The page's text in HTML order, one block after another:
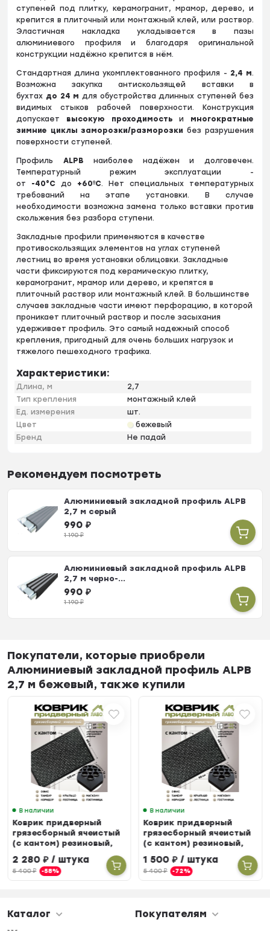
ступеней под плитку, керамогранит, мрамор, дерево, и
крепится в плиточный или монтажный клей, или раствор.
Эластичная накладка укладывается в пазы
алюминиевого профиля и благодаря оригинальной
конструкции надёжно крепится в нём.
Стандартная длина укомплектованного профиля - 2,4 м.
Возможна закупка антискользящей вставки в
бухтах до 24 м для обустройства длинных ступеней без
видимых стыков рабочей поверхности. Конструкция
допускает высокую проходимость и
многократные
зимние циклы заморозки/разморозки без разрушения
поверхности ступеней.
Профиль ALPB наиболее надёжен и долговечен.
Температурный режим эксплуатации -
от -40°С до +60ºС. Нет специальных температурных
требований на этапе установки. В случае
необходимости возможна замена только вставки против
скольжения без разбора ступени.
Закладные профили применяются в качестве
противоскользящих элементов на углах ступеней
лестниц во время установки облицовки. Закладные
части фиксируются под керамическую плитку,
керамогранит, мрамор или дерево, и крепятся в
плиточный раствор или монтажный клей. В большинстве
случаев закладные части имеют перфорацию, в которой
проникает плиточный раствор и после засыхания
удерживает профиль. Это самый надежный способ
крепления, пригодный для очень больших нагрузок и
тяжелого пешеходного трафика.
Характеристики:
Длина, м
2,7
Тип крепления
монтажный клей
Ед. измерения
шт.
Цвет
бежевый
Бренд
Не падай
Рекомендуем посмотреть
Алюминиевый закладной профиль ALPB
2,7 м серый
990 ₽
1 190₽
Алюминиевый закладной профиль ALPB
2,7 м черно-...
990 ₽
1 190₽
Покупатели, которые приобрели
Алюминиевый закладной профиль ALPB
2,7 м бежевый, также купили
В наличии
Коврик придверный
грязесборный ячеистый
(с кантом) резиновый,
80 х 120 см
2 280₽/ штука
5 400₽ -58%
В наличии
Коврик придверный
грязесборный ячеистый
(с кантом) резиновый,
60 х 90 см
1 500₽/ штука
5 400₽ -72%
Каталог Покупателям